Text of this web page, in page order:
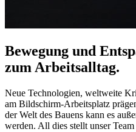
Bewegung und
zum Arbeitsalltag.
Neue Technologien, weltweite
am Bildschirm-Arbeitsplatz
der Welt des Bauens kann es
werden. All dies stellt unser